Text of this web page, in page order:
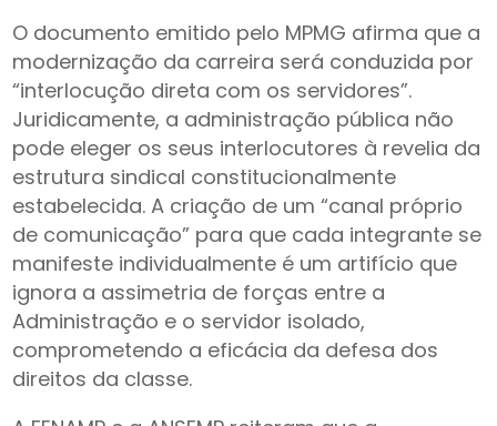
O documento emitido pelo MPMG afirma que a
modernização da carreira será conduzida por
“interlocução direta com os servidores”.
Juridicamente, a administração pública não
pode eleger os seus interlocutores à revelia da
estrutura sindical constitucionalmente
estabelecida. A criação de um “canal próprio
de comunicação” para que cada integrante se
manifeste individualmente é um artifício que
ignora a assimetria de forças entre a
Administração e o servidor isolado,
comprometendo a eficácia da defesa dos
direitos da classe.